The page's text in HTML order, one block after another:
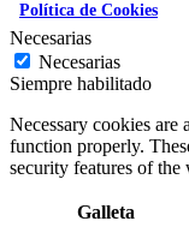
Política de Cookies
Necesarias
Necesarias
Siempre habilitado
Necessary cookies are
function properly.
security features of the
Galleta